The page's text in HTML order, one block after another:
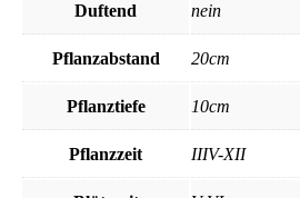
Duftend nein
Pflanzabstand 20cm
Pflanztiefe 10cm
Pflanzzeit IIIV-XII